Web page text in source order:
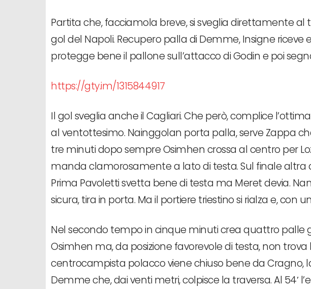
Partita che, facciamola breve, si sveglia direttamente al
gol del Napoli. Recupero palla di Demme, Insigne riceve
protegge bene il pallone sull’attacco di Godin e poi
https://gty.im/1315844917
Il gol sveglia anche il Cagliari. Che però, complice
al ventottesimo. Nainggolan porta palla, serve Zappa
tre minuti dopo sempre Osimhen crossa al centro per
manda clamorosamente a lato di testa. Sul finale altra
Prima Pavoletti svetta bene di testa ma Meret devia.
sicura, tira in porta. Ma il portiere triestino si rialza e, con
Nel secondo tempo in cinque minuti crea quattro palle
Osimhen ma, da posizione favorevole di testa, non
centrocampista polacco viene chiuso bene da Cragno,
Demme che, dai venti metri, colpisce la traversa. Al 54′